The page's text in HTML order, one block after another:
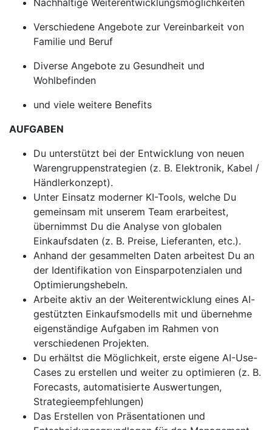
Nachhaltige Weiterentwicklungsmöglichkeiten
Verschiedene Angebote zur Vereinbarkeit von
Familie und Beruf
Diverse Angebote zu Gesundheit und
Wohlbefinden
und viele weitere Benefits
AUFGABEN
Du unterstützt bei der Entwicklung von neuen
Warengruppenstrategien (z. B. Elektronik, Kabel /
Händlerkonzept).
Unter Einsatz moderner KI-Tools, welche Du
gemeinsam mit unserem Team erarbeitest,
übernimmst Du die Analyse von globalen
Einkaufsdaten (z. B. Preise, Lieferanten, etc.).
Anhand der gesammelten Daten arbeitest Du an
der Identifikation von Einsparpotenzialen und
Optimierungshebeln.
Arbeite aktiv an der Weiterentwicklung eines AI-
gestützten Einkaufsmodells mit und übernehme
eigenständige Aufgaben im Rahmen von
verschiedenen Projekten.
Du erhältst die Möglichkeit, erste eigene AI-Use-
Cases zu erstellen und weiter zu optimieren (z. B.
Forecasts, automatisierte Auswertungen,
Strategieempfehlungen)
Das Erstellen von Präsentationen und